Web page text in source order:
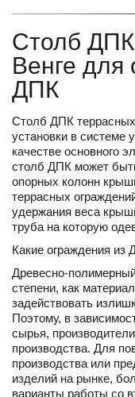
Столб
Венге для
ДПК
Столб ДПК
установки в системе
качестве основного
столб ДПК может
опорных колонн
террасных
удержания веса
труба на которую
Какие ограждения
Древесно-
степени, как
задействовать
Поэтому, в
сырья,
производства. Для
производства или
изделий на рынке,
варианты работы со